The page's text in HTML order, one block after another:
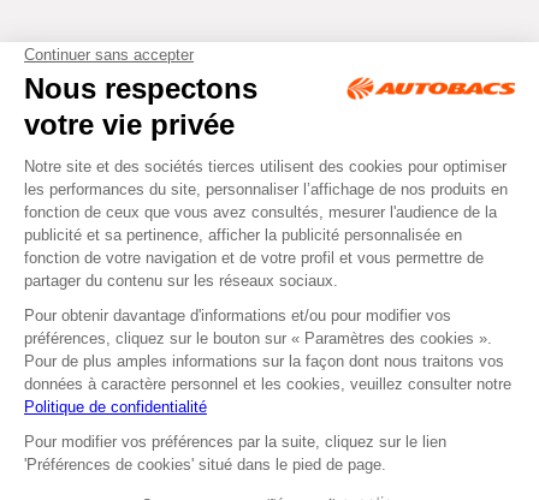
Tous droits réservés © Autobacs
Mentions légales RGPD
Cookies CGV
Facebook Instagram